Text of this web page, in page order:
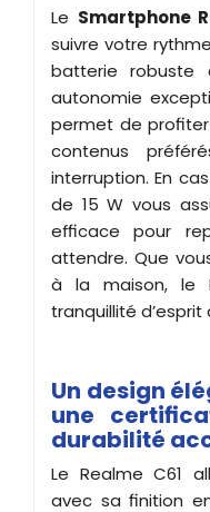
Le Smartphone
suivre votre
batterie robuste
autonomie
permet de
contenus
interruption. En
de 15 W vous
efficace pour
attendre. Que
à la maison, le
tranquillité
Un design
une
durabilité
Le Realme C61
avec sa finition